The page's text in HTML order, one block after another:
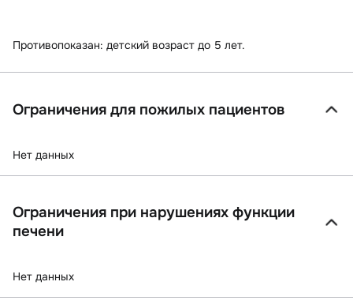
Противопоказан: детский возраст до 5 лет.
Ограничения для пожилых пациентов
Нет данных
Ограничения при нарушениях функции
печени
Нет данных